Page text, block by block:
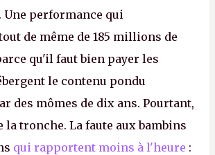
Une performance qui
de même de 185 millions de
qu'il faut bien payer les
le contenu pondu
des mômes de dix ans. Pourtant,
tronche. La faute aux bambins
qui rapportent moins à l'heure :